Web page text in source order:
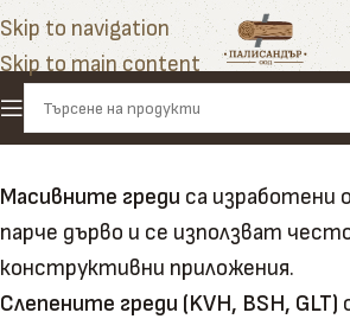
Skip to navigation
Skip to main content
Масивните греди са изработени
парче дърво и се използват
конструктивни приложения.
Слепените греди (KVH, BSH, GLT)